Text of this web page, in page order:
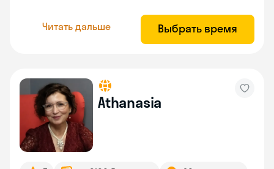
Читать дальше Выбрать время
Athanasia